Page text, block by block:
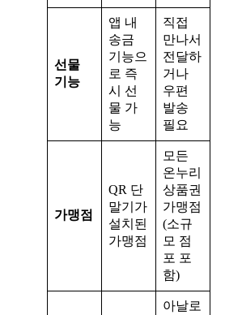
선물
기능
앱 내
송금
기능으
로 즉
시 선
물 가
능
직접
만나서
전달하
거나
우편
발송
필요
가맹점
QR 단
말기가
설치된
가맹점
모든
온누리
상품권
가맹점
(소규
모 점
포 포
함)
아날로